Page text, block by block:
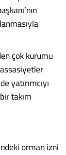
çok kurumu
yatırımcıyı
takım
orman izni